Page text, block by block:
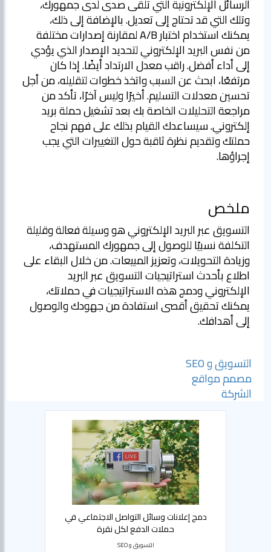
الرسائل الإلكترونية التي تلقى صدى لدى جمهورك،
وتلك التي قد تحتاج إلى تعديل. بالإضافة إلى ذلك،
يمكنك استخدام اختبار A/B لمقارنة إصدارات مختلفة
من نفس البريد الإلكتروني لتحديد الإصدار الذي يؤدي
إلى أداء أفضل. راقب معدل الارتداد أيضًا. إذا كان
مرتفعًا، ابحث عن السبب واتخذ خطوات لتقليله، من أجل
تحسين معدلات التسليم. أخيرًا وليس آخرًا، تأكد من
مراجعة التحليلات الخاصة بك بعد تشغيل حملة بريد
إلكتروني. سيساعدك القيام بذلك على فهم نجاح
حملتك وتقديم نظرة ثاقبة حول التغييرات التي يجب
إجراؤها.
ملخص
التسويق عبر البريد الإلكتروني هو وسيلة فعالة وقليلة
التكلفة نسبيًا للوصول إلى جمهورك المستهدف،
وزيادة التحويلات، وتعزيز المبيعات. من خلال البقاء على
اطلاع بأحدث استراتيجيات التسويق عبر البريد
الإلكتروني ودمج هذه الاستراتيجيات في حملاتك،
يمكنك تحقيق أقصى استفادة من جهودك والوصول
إلى أهدافك.
التسويق و SEO
مصمم مواقع
الشركة
دمج إعلانات وسائل التواصل الاجتماعي في
حملات الدفع لكل نقرة
التسويق و SEO